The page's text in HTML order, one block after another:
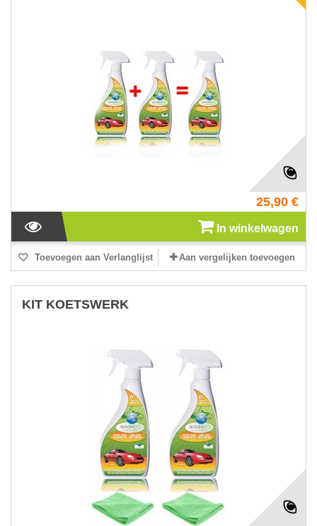
25,90 €
In winkelwagen
Toevoegen aan Verlanglijst Aan vergelijken toevoegen
KIT KOETSWERK